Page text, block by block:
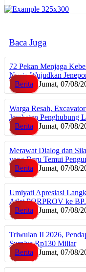
Baca Juga
72 Pekan Menjaga
Nyata Wujudkan
Berita
Jumat, 07/08/
Warga Resah,
Jembatan Penghubung
Berita
Jumat, 07/08/
Merawat Dialog dan
yang Baru Temui
Berita
Jumat, 07/08/
Umiyati Apresiasi
Atlet PORPROV ke
Berita
Jumat, 07/08/
Triwulan II 2026,
Surplus Rp130 Miliar
Berita
Jumat, 07/08/